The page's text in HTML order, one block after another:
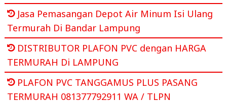
Jasa Pemasangan Depot Air Minum Isi Ulang
Termurah Di Bandar Lampung
DISTRIBUTOR PLAFON PVC dengan HARGA
TERMURAH Di LAMPUNG
PLAFON PVC TANGGAMUS PLUS PASANG
TERMURAH 081377792911 WA / TLPN